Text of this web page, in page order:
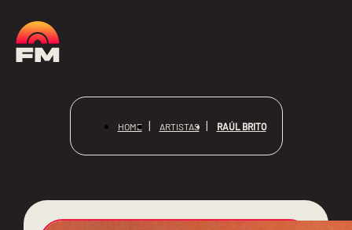
HOME ARTISTAS RAÚL BRITO